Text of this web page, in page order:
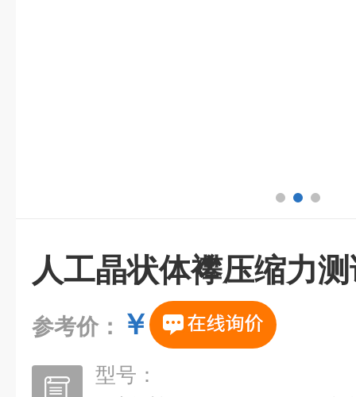
人工晶状体襻压缩力
参考价： ￥
型号：